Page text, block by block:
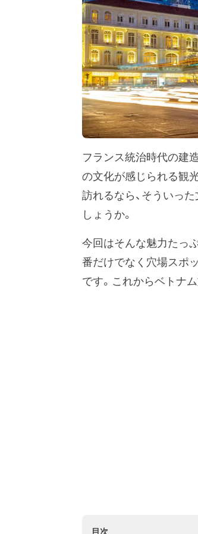
フランス統治時代の建
の文化が感じられる観
訪れるなら、そういっ
しょうか。
今回はそんな魅力たっ
番だけでなく穴場スポ
です。これからベトナ
目次